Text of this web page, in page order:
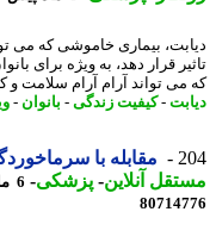
بیماری خاموشی که می
قرار دهد، به ویژه برای
تواند آرام آرام سلامت و
-کیفیت زندگی-بانوان- ویژه
مقابله با سرماخوردگی
آنلاین-پزشکی-6 ماه پیش - پنجشنبه 16 بهمن 1404، 09:12